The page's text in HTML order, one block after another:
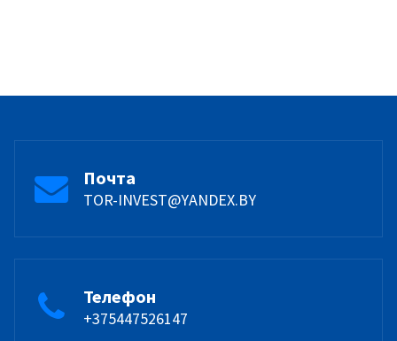
Почта
TOR-INVEST@YANDEX.BY
Телефон
+375447526147